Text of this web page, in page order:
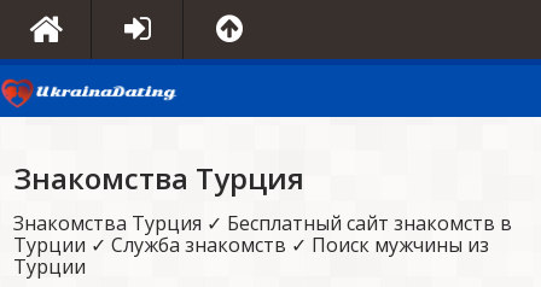
Знакомства Турция
Знакомства Турция ✓ Бесплатный сайт знакомств в
Турции ✓ Служба знакомств ✓ Поиск мужчины из
Турции